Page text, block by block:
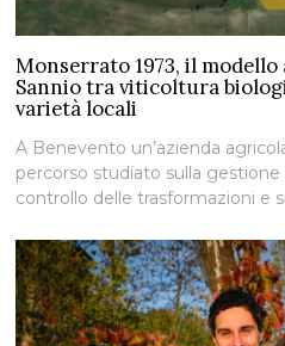
Monserrato 1973, il
Sannio tra viticoltura
varietà locali
A Benevento un’azienda
percorso studiato sulla
controllo delle trasformazioni e